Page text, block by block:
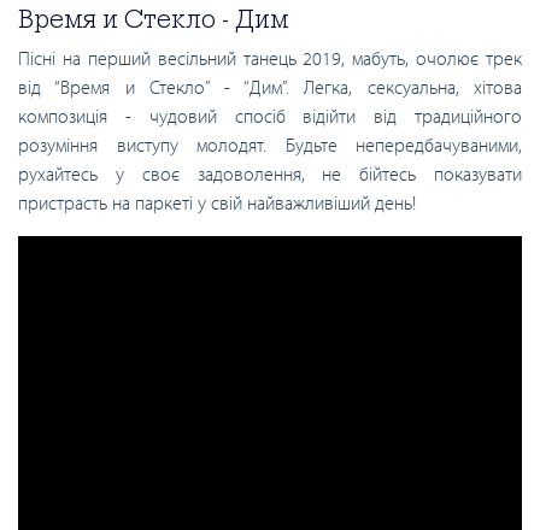
Время и Стекло - Дим
Пісні на перший весільний танець 2019, мабуть, очолює трек
від “Время и Стекло” - “Дим”. Легка, сексуальна, хітова
композиція - чудовий спосіб відійти від традиційного
розуміння виступу молодят. Будьте непередбачуваними,
рухайтесь у своє задоволення, не бійтесь показувати
пристрасть на паркеті у свій найважливіший день!